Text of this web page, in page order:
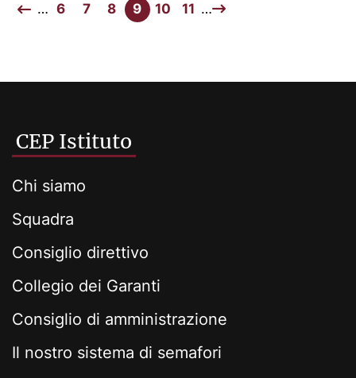
… 6 7 8 9 10 11 …
CEP Istituto
Chi siamo
Squadra
Consiglio direttivo
Collegio dei Garanti
Consiglio di amministrazione
Il nostro sistema di semafori